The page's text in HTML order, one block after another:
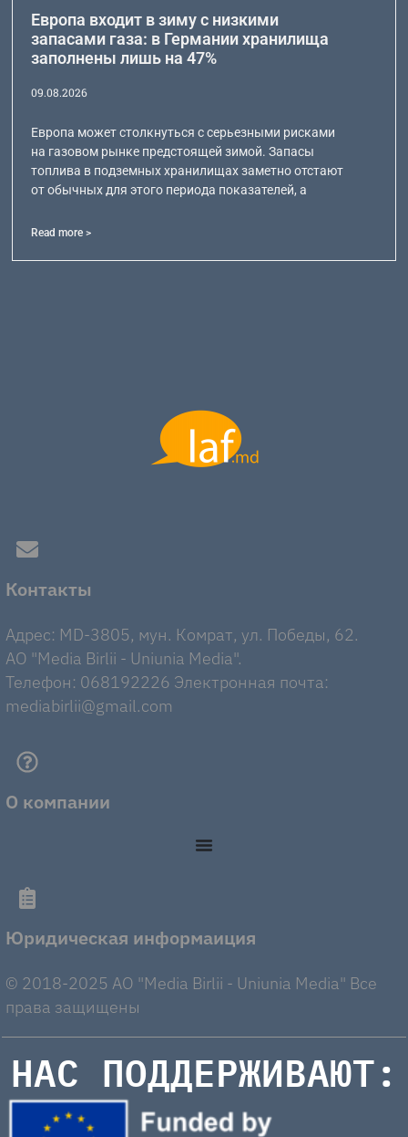
Европа входит в зиму с низкими
запасами газа: в Германии хранилища
заполнены лишь на 47%
09.08.2026
Европа может столкнуться с серьезными рисками
на газовом рынке предстоящей зимой. Запасы
топлива в подземных хранилищах заметно отстают
от обычных для этого периода показателей, а
Read more >
Контакты
Адрес: MD-3805, мун. Комрат, ул. Победы, 62.
AO "Media Birlii - Uniunia Media".
Телефон: 068192226 Электронная почта:
mediabirlii@gmail.com
О компании
Юридическая информаиция
© 2018-2025 AO "Media Birlii - Uniunia Media" Все
права защищены
НАС ПОДДЕРЖИВАЮТ: